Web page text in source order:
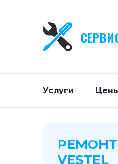
Услуги
VESTEL